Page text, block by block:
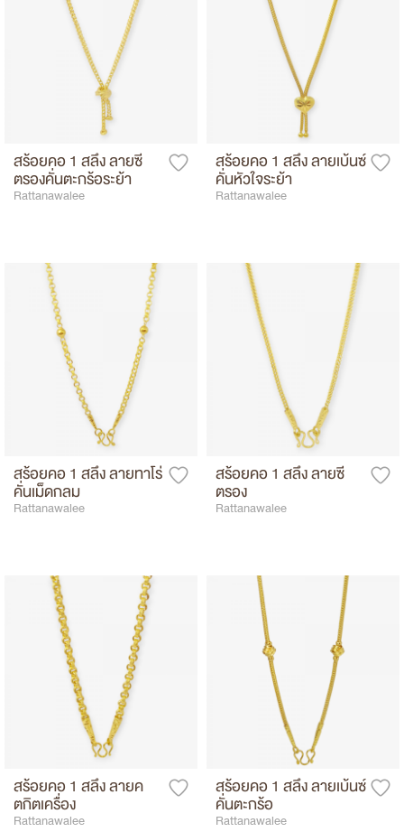
สร้อยคอ 1 สลึง ลายซี
ตรองคั่นตะกร้อระย้า
Rattanawalee
สร้อยคอ 1 สลึง ลายเบ้นซ์
คั่นหัวใจระย้า
Rattanawalee
สร้อยคอ 1 สลึง ลายทาโร่
คั่นเม็ดกลม
Rattanawalee
สร้อยคอ 1 สลึง ลายซี
ตรอง
Rattanawalee
สร้อยคอ 1 สลึง ลายค
ตกิตเครื่อง
Rattanawalee
สร้อยคอ 1 สลึง ลายเบ้นซ์
คั่นตะกร้อ
Rattanawalee